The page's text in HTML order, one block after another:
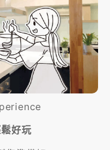
好玩